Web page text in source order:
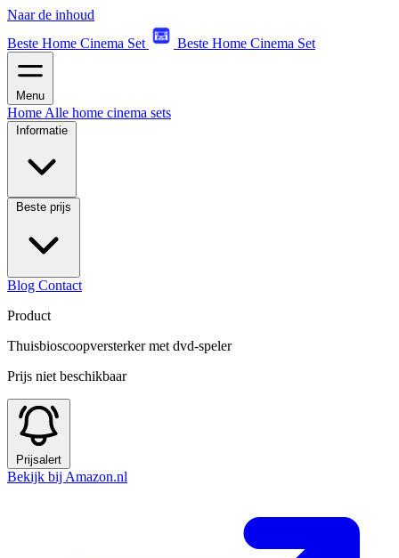
Naar de inhoud
Beste Home Cinema Set
Beste Home Cinema Set
Menu
Home Alle home cinema sets
Informatie
Beste prijs
Blog Contact
Product
Thuisbioscoopversterker met dvd-speler
Prijs niet beschikbaar
Prijsalert
Bekijk bij Amazon.nl